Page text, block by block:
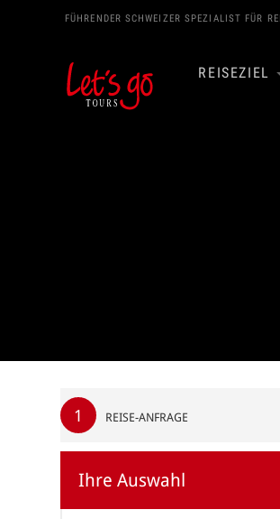
FÜHRENDER SCHWEIZER SPEZIALIST FÜR
REISEZIEL
1 REISE-ANFRAGE
Ihre Auswahl